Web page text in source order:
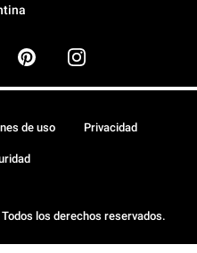
los derechos reservados.
de uso Privacidad